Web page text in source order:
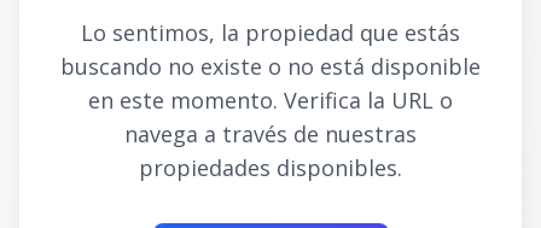
Lo sentimos, la propiedad que estás
buscando no existe o no está disponible
en este momento. Verifica la URL o
navega a través de nuestras
propiedades disponibles.